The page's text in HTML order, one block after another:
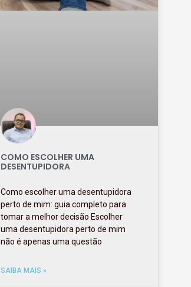
COMO ESCOLHER UMA
DESENTUPIDORA
Como escolher uma desentupidora
perto de mim: guia completo para
tomar a melhor decisão Escolher
uma desentupidora perto de mim
não é apenas uma questão
SAIBA MAIS »